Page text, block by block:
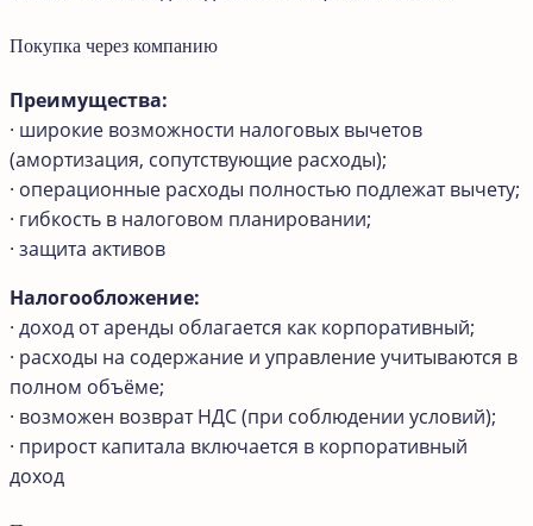
Покупка через компанию
Преимущества:
· широкие возможности налоговых вычетов
(амортизация, сопутствующие расходы);
· операционные расходы полностью подлежат вычету;
· гибкость в налоговом планировании;
· защита активов
Налогообложение:
· доход от аренды облагается как корпоративный;
· расходы на содержание и управление учитываются в
полном объёме;
· возможен возврат НДС (при соблюдении условий);
· прирост капитала включается в корпоративный
доход